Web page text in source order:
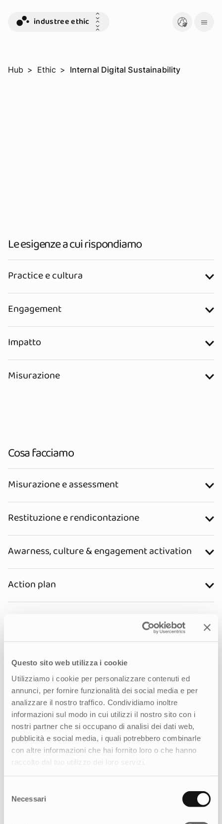
Questo sito web utilizza i cookie
Utilizziamo i cookie per personalizzare contenuti ed
annunci, per fornire funzionalità dei social media e per
analizzare il nostro traffico. Condividiamo inoltre
informazioni sul modo in cui utilizzi il nostro sito con i
nostri partner che si occupano di analisi dei dati web,
pubblicità e social media, i quali potrebbero combinarle
con altre informazioni che hai fornito loro o che hanno
raccolto dal tuo utilizzo dei loro servizi.
delNecessari
industree ethic
Hub > Ethic > Internal Digital Sustainability
Le esigenze a cui rispondiamo
Practice e cultura
Engagement
Impatto
Misurazione
Cosa facciamo
Misurazione e assessment
Restituzione e rendicontazione
Awarness, culture & engagement activation
Action plan
Continuos monitoring
Digital Sustainability for People: a che